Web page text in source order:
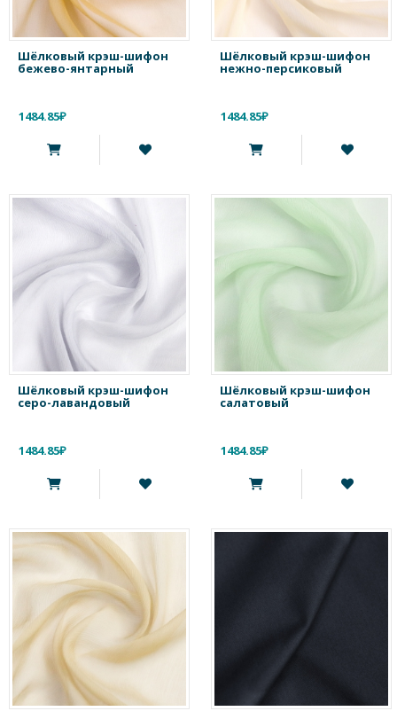
Шёлковый крэш-шифон
бежево-янтарный
1484.85₽
Шёлковый крэш-шифон
нежно-персиковый
1484.85₽
Шёлковый крэш-шифон
серо-лавандовый
1484.85₽
Шёлковый крэш-шифон
салатовый
1484.85₽